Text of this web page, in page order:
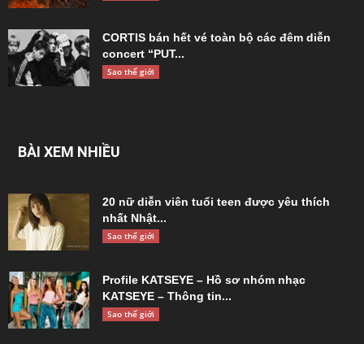
CORTIS bán hết vé toàn bộ các đêm diễn
concert “PUT...
Sao thế giới
BÀI XEM NHIỀU
20 nữ diễn viên tuổi teen được yêu thích
nhất Nhật...
Sao thế giới
Profile KATSEYE – Hồ sơ nhóm nhạc
KATSEYE – Thông tin...
Sao thế giới